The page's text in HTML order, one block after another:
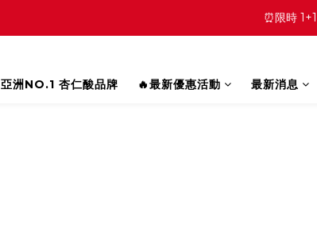
⏰限時
亞洲NO.1 杏仁酸品牌
🔥最新優惠活動 最新消息